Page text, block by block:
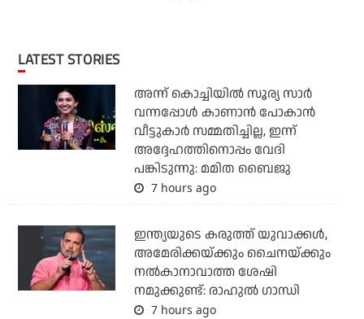
LATEST STORIES
അന്ന് കൊച്ചിയില്‍ സൂര്യ സാര്‍
വന്നപ്പോള്‍ കാണാന്‍ പോകാന്‍
വീട്ടുകാര്‍ സമ്മതിച്ചില്ല, ഇന്ന്
അദ്ദേഹത്തിനൊപ്പം വേദി
പങ്കിടുന്നു: മമിത ബൈജു
7 hours ago
ഇന്ത്യയുടെ കരുത്ത് യുവാക്കള്‍,
അമേരിക്കയ്ക്കും ചൈനയ്ക്കും
നല്‍കാനാവാത്ത ശേഷി
നമുക്കുണ്ട്: രാഹുല്‍ ഗാന്ധി
7 hours ago